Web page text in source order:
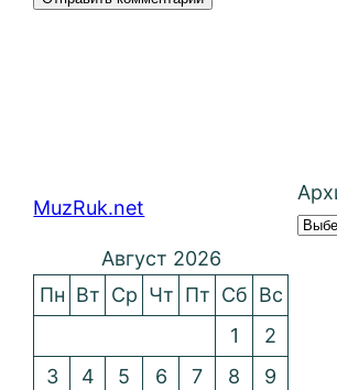
MuzRuk.net
Август 2026
Пн Вт Ср Чт Пт Сб Вс
1
2
3
4 5 6 7 8
9